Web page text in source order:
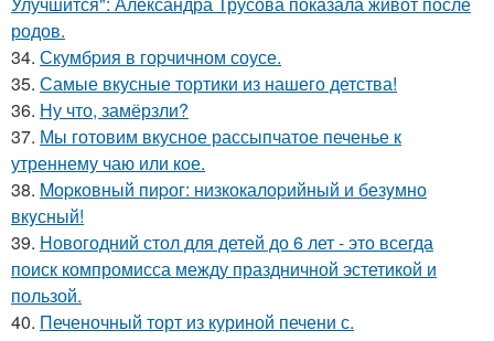
родов.
34. Скумбpия в гоpчичном соусе.
35. Самые вкусные тортики из нашего детства!
36. Ну что, замёрзли?
37. Мы готовим вкусное рассыпчатое печенье к
утреннему чаю или кое.
38. Mоpковный пиpог: низкокалоpийный и безyмно
вкyсный!
39. Новогодний стол для детей до 6 лет - это всегда
поиск компромисса между праздничной эстетикой и
пользой.
40. Печеночный торт из куриной печени с.